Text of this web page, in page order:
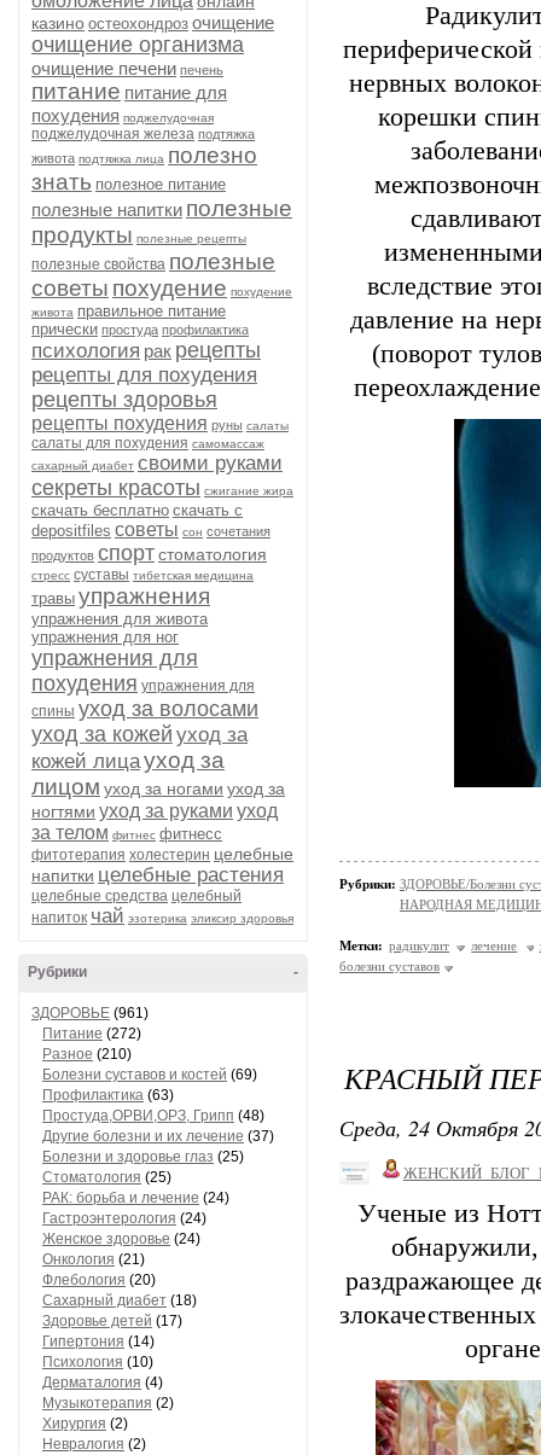
казино остеохондроз очищение
очищение организма
очищение печени печень
питание питание для
похудения поджелудочная
поджелудочная железа подтяжка
живота подтяжка лица полезно
знать полезное питание
полезные напитки полезные
продукты полезные рецепты
полезные свойства полезные
советы похудение похудение
живота правильное питание
прически простуда профилактика
психология рак рецепты
рецепты для похудения
рецепты здоровья
рецепты похудения руны салаты
салаты для похудения самомассаж
сахарный диабет своими руками
секреты красоты сжигание жира
скачать бесплатно скачать с
depositfiles советы сон сочетания
продуктов спортстоматология
стресс суставы тибетская медицина
травы упражнения
упражнения для живота
упражнения для ног
упражнения для
похудения упражнения для
спины уход за волосами
уход за кожей уход за
кожей лицауход за
лицом уход за ногами уход за
ногтями уход за руками уход
за телом фитнес фитнесс
фитотерапия холестерин целебные
напитки целебные растения
целебные средства целебный
напиток чай эзотерика эликсир здоровья
-
Рубрики
ЗДОРОВЬЕ (961)
Питание (272)
Разное (210)
Болезни суставов и костей (69)
Профилактика (63)
Простуда,ОРВИ,ОРЗ, Грипп (48)
Другие болезни и их лечение (37)
Болезни и здоровье глаз (25)
Стоматология (25)
РАК: борьба и лечение (24)
Гастроэнтерология (24)
Женское здоровье (24)
Онкология (21)
Флебология (20)
Сахарный диабет (18)
Здоровье детей (17)
Гипертония (14)
Психология (10)
Дерматалогия (4)
Музыкотерапия (2)
Хирургия (2)
Невралогия (2)
нервных
корешки
вследствие
давление на
(поворот
Рубрики: ЗДОРОВЬЕ/Болезни
НАРОДНАЯ
Метки: радикулит лечение
болезни суставов
КРАСНЫЙ
Среда, 24 Октября
Ученые из
раздражающее